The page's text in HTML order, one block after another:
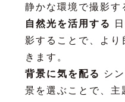
静かな環境で撮影す
自然光を活用する
影することで、より
きます。
背景に気を配る
シ
景を選ぶことで、主